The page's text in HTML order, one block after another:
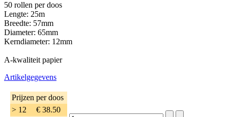
50 rollen per doos
Lengte: 25m
Breedte: 57mm
Diameter: 65mm
Kerndiameter: 12mm
A-kwaliteit papier
Artikelgegevens
Prijzen per doos
> 12
€ 38.50